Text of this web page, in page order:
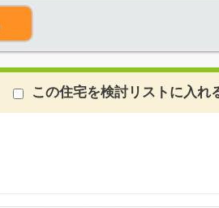
この住宅を検討リストに入れ